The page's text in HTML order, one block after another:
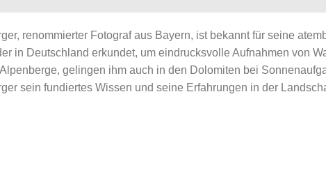
renommierter Fotograf aus Bayern, ist bekannt für seine
in Deutschland erkundet, um eindrucksvolle Aufnahmen von
gelingen ihm auch in den Dolomiten bei
sein fundiertes Wissen und seine Erfahrungen in der